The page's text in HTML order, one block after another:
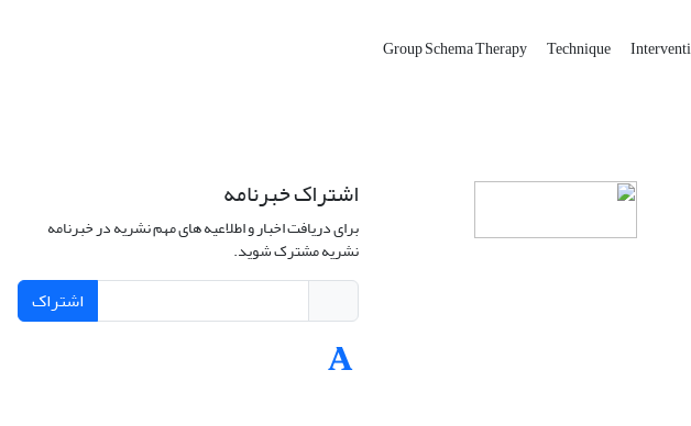
Group Schema Therapy Technique
اشتراک خبرنامه
برای دریافت اخبار و اطلاعیه های مهم نشریه در خبرنامه
نشریه مشترک شوید.
اشتراک